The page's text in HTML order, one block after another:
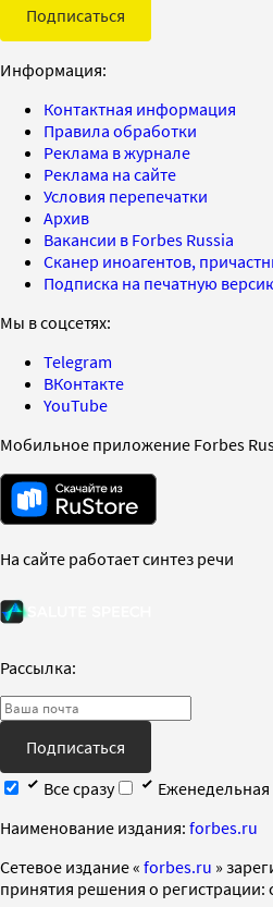
Подписаться
Информация:
Контактная информация
Правила обработки
Реклама в журнале
Реклама на сайте
Условия перепечатки
Архив
Вакансии в Forbes Russia
Сканер иноагентов,
Подписка на печатную
Мы в соцсетях:
Telegram
ВКонтакте
YouTube
Мобильное приложение Forbes
На сайте работает синтез речи
Рассылка:
Подписаться
Все сразу
Еженедельная
Наименование издания: forbes.ru
Cетевое издание « forbes.ru »
принятия решения о регистрации: